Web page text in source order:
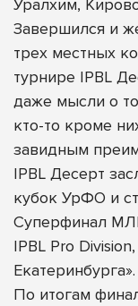
Уралхим,
Завершился и
трех местных
турнире IPBL
даже мысли о
кто-то кроме
завидным
IPBL Десерт
кубок УрФО и
Суперфинал
IPBL Pro
Екатеринбурга».
По итогам